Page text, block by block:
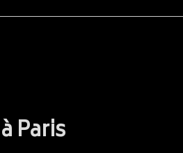
Paris